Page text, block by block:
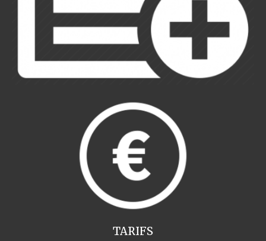
TARIFS